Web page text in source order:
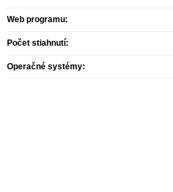
Web programu:
Počet stiahnutí:
Operačné systémy: